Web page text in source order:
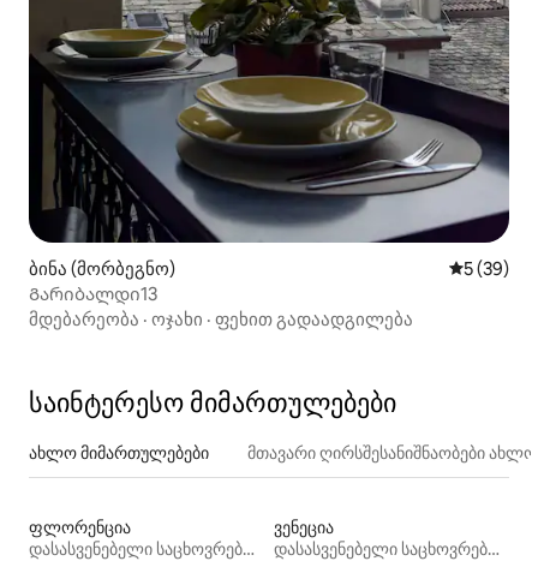
ბინა (მორბეგნო) საშუალო
5 (39)
Გარიბალდი13
მდებარეობა · ოჯახი · ფეხით გადაადგილება
საინტერესო მიმართულებები
ახლო მიმართულებები მთავარი ღირსშესანიშნაობები
ფლორენცია
დასასვენებელი საცხოვრებლები
ვენეცია
დასასვენებელი საცხოვრებლები